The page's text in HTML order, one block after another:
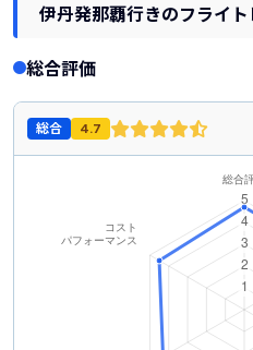
伊丹発那覇行きのフライト
総合評価
総合 4.7